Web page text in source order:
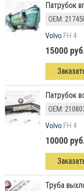
Патрубок
ОЕМ:
Volvo FH 4
15000
патрубок
ОЕМ:
Volvo FH 4
10000
труба